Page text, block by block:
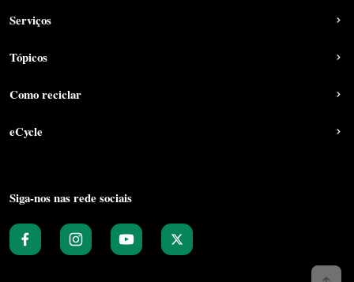
Serviços
Tópicos
Como reciclar
eCycle
Siga-nos nas rede sociais